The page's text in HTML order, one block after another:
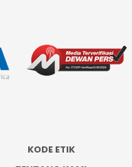
KODE ETIK